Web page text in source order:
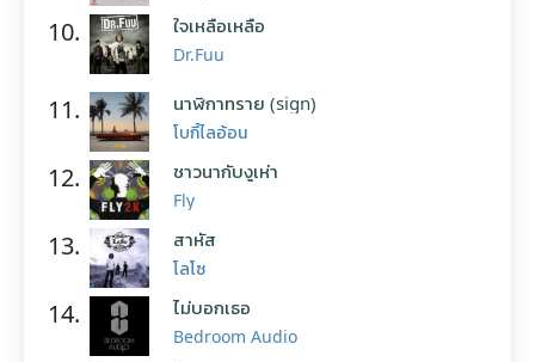
10. ใจเหลือเหลือ
Dr.Fuu
11. นาฬิกาทราย (sign)
โบกี้ไลอ้อน
12. ชาวนากับงูเห่า
Fly
13. สาหัส
โลโซ
14. ไม่บอกเธอ
Bedroom Audio